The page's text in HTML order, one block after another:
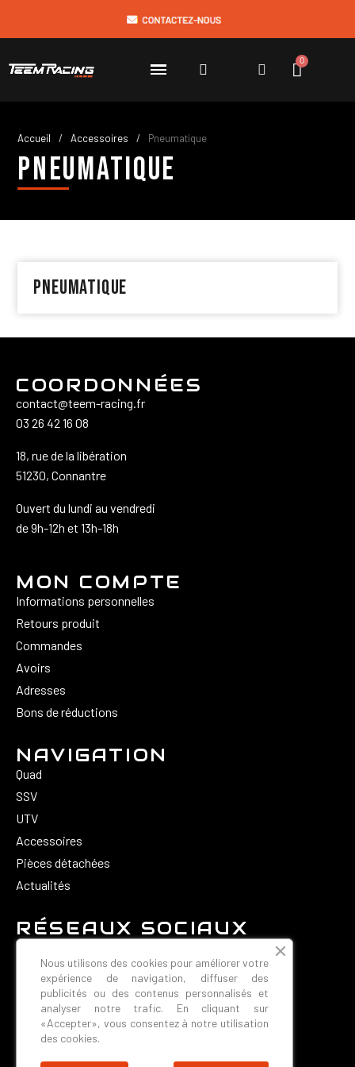
Accueil Accessoires Pneumatique
Pneumatique
Pneumatique
COORDONNÉES
contact@teem-racing.fr
03 26 42 16 08
18, rue de la libération
51230, Connantre
Ouvert du lundi au vendredi
de 9h-12h et 13h-18h
MON COMPTE
Informations personnelles
Retours produit
Commandes
Avoirs
Adresses
Bons de réductions
NAVIGATION
Quad
SSV
UTV
Accessoires
Pièces détachées
Actualités
RÉSEAUX SOCIAUX
CONTACT
Nous utilisons des cookies pour améliorer votre
expérience de navigation, diffuser des
publicités ou des contenus personnalisés et
analyser notre trafic. En cliquant sur
«Accepter», vous consentez à notre utilisation
des cookies.